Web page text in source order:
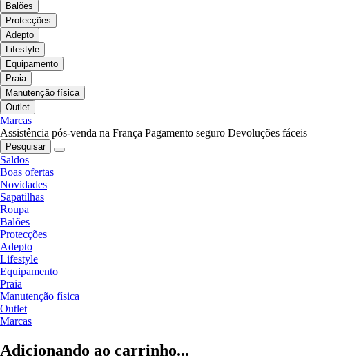
Balões
Protecções
Adepto
Lifestyle
Equipamento
Praia
Manutenção física
Outlet
Marcas
Assistência pós-venda na França Pagamento seguro Devoluções fáceis
Pesquisar
Saldos
Boas ofertas
Novidades
Sapatilhas
Roupa
Balões
Protecções
Adepto
Lifestyle
Equipamento
Praia
Manutenção física
Outlet
Marcas
Adicionando ao carrinho...